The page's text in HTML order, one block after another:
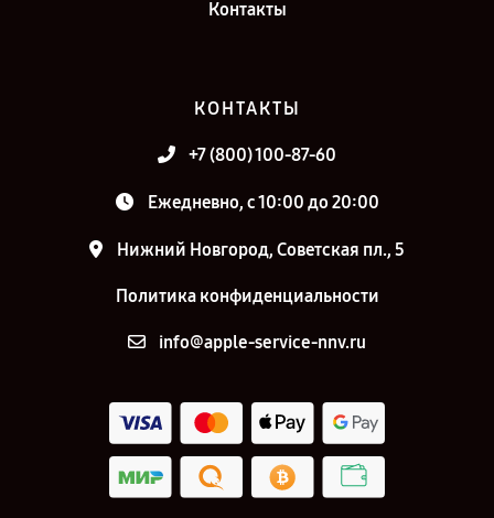
Контакты
КОНТАКТЫ
+7 (800) 100-87-60
Ежедневно, с 10:00 до 20:00
Нижний Новгород, Советская пл., 5
Политика конфиденциальности
info@apple-service-nnv.ru